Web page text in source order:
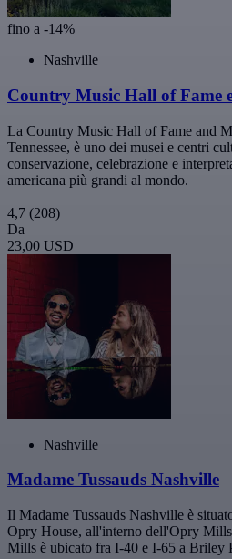
fino a -14%
Nashville
Country Music Hall of Fame
La Country Music Hall of Fame and
Tennessee, è uno dei musei e centri
conservazione, celebrazione e
americana più grandi al mondo.
4,7 (208)
Da
23,00 USD
Nashville
Madame Tussauds Nashville
Il Madame Tussauds Nashville è
Opry House, all'interno dell'Opry
Mills è ubicato fra I-40 e I-65 a Briley